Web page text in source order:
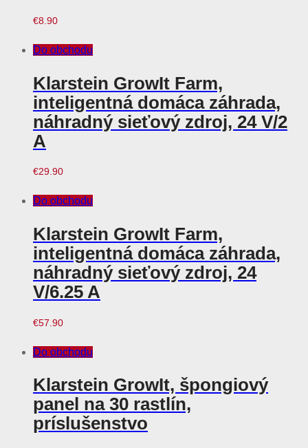
€8.90
Do obchodu
Klarstein GrowIt Farm,
inteligentná domáca záhrada,
náhradný sieťový zdroj, 24 V/2
A
€29.90
Do obchodu
Klarstein GrowIt Farm,
inteligentná domáca záhrada,
náhradný sieťový zdroj, 24
V/6.25 A
€57.90
Do obchodu
Klarstein GrowIt, špongiový
panel na 30 rastlín,
príslušenstvo